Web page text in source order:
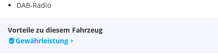
DAB-Radio
Vorteile zu diesem Fahrzeug
Gewährleistung